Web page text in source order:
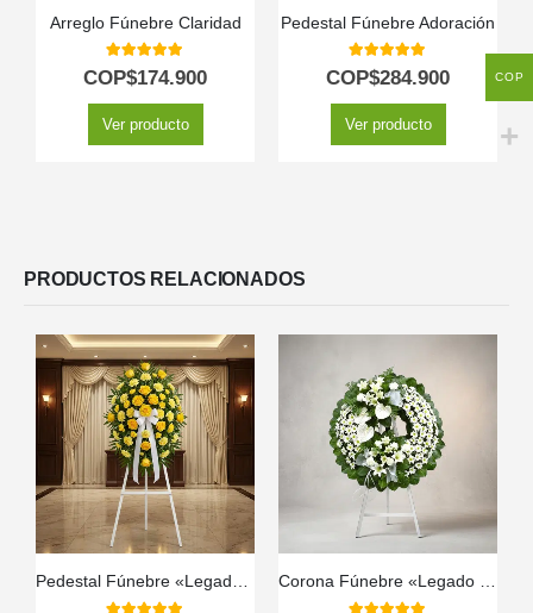
Arreglo Fúnebre Claridad
5.00out of 5
COP$174.900
Ver producto
Pedestal Fúnebre Adoración
5.00out of 5
COP$284.900
Ver producto
PRODUCTOS RELACIONADOS
Pedestal Fúnebre «Legado Sereno» para Julián 🕊️ Corona Fúnebre «Legado de Paz»: Un Homenaje Floral a Mesha 🕊️
COP